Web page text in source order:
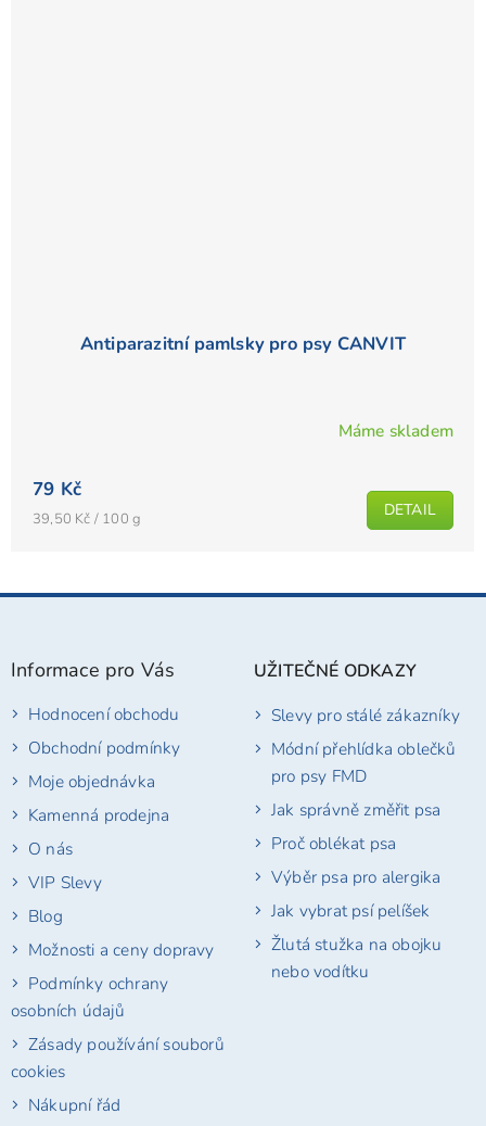
Antiparazitní pamlsky pro psy CANVIT
Máme skladem
79 Kč
Měrná
39,50 Kč / 100 g DETAIL
Z
Informace pro Vás
Hodnocení obchodu
Obchodní podmínky
Moje objednávka
Kamenná prodejna
O nás
VIP Slevy
Blog
Možnosti a ceny dopravy
Podmínky ochrany
osobních údajů
Zásady používání souborů
cookies
Nákupní řád
UŽITEČNÉ ODKAZY
Slevy pro stálé zákazníky
Módní přehlídka oblečků
pro psy FMD
Jak správně změřit psa
Proč oblékat psa
Výběr psa pro alergika
Jak vybrat psí pelíšek
Žlutá stužka na obojku
nebo vodítku